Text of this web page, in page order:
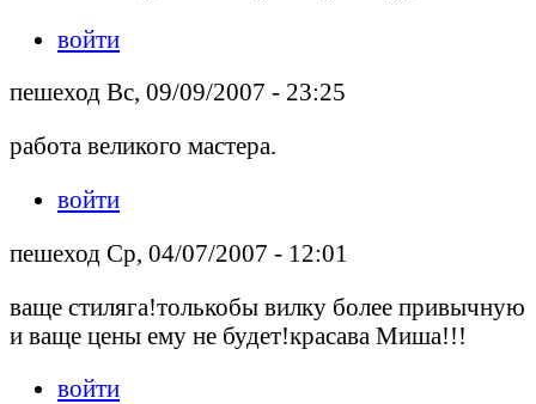
войти
пешеход Вс, 09/09/2007 - 23:25
работа великого мастера.
войти
пешеход Ср, 04/07/2007 - 12:01
ваще стиляга!толькобы вилку более привычную
и ваще цены ему не будет!красава Миша!!!
войти